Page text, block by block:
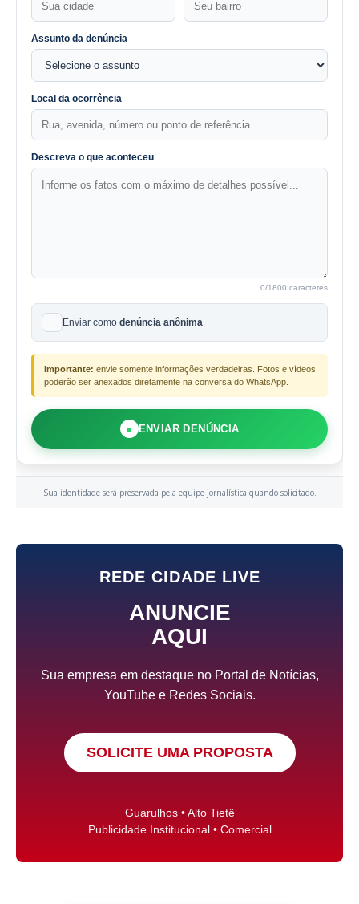
Assunto da denúncia
Local da ocorrência
Descreva o que aconteceu
0/1800 caracteres
Enviar como denúncia anônima
Importante: envie somente informações verdadeiras. Fotos e vídeos
poderão ser anexados diretamente na conversa do WhatsApp.
● ENVIAR DENÚNCIA
Sua identidade será preservada pela equipe jornalística quando solicitado.
REDE CIDADE LIVE
ANUNCIE
AQUI
Sua empresa em destaque no Portal de Notícias,
YouTube e Redes Sociais.
SOLICITE UMA PROPOSTA
Guarulhos • Alto Tietê
Publicidade Institucional • Comercial